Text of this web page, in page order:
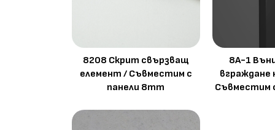
8208 Скрит свързващ
елемент / Съвместим с
панели 8mm
8A-1
вграждане
Съвместим